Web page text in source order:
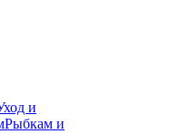
и
Рыбкам и